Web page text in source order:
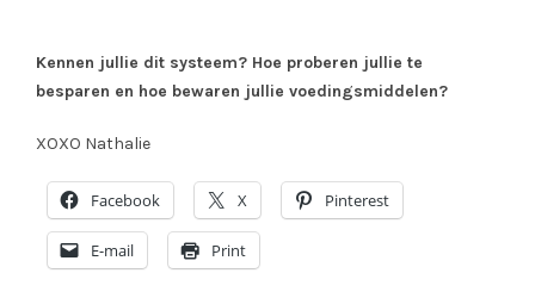
Kennen jullie dit systeem? Hoe proberen jullie te
besparen en hoe bewaren jullie voedingsmiddelen?
XOXO Nathalie
Facebook X Pinterest
E-mail Print